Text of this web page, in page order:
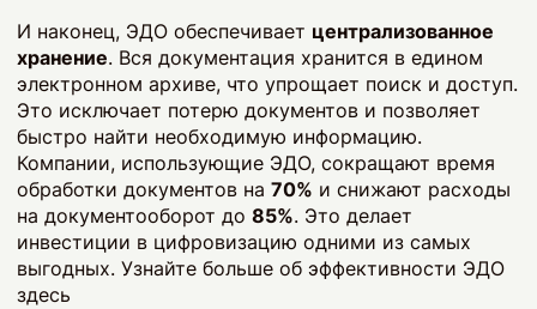
И наконец, ЭДО обеспечивает централизованное
хранение. Вся документация хранится в едином
электронном архиве, что упрощает поиск и доступ.
Это исключает потерю документов и позволяет
быстро найти необходимую информацию.
Компании, использующие ЭДО, сокращают время
обработки документов на 70% и снижают расходы
на документооборот до 85%. Это делает
инвестиции в цифровизацию одними из самых
выгодных. Узнайте больше об эффективности ЭДО
здесь